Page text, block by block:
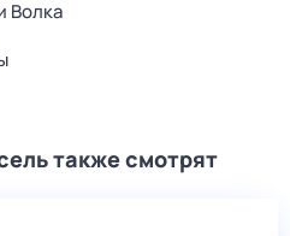
Волка
также смотрят